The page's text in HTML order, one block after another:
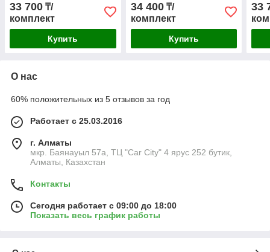
33 700 ₸/
комплект
Купить
34 400₸/
комплект
Купить
33
О нас
60% положительных из 5 отзывов за год
Работает с 25.03.2016
г. Алматы
мкр. Баянауыл 57а, ТЦ "Car Сity" 4 ярус 252 бутик,
Алматы, Казахстан
Контакты
Сегодня работает с 09:00 до 18:00
Показать весь график работы